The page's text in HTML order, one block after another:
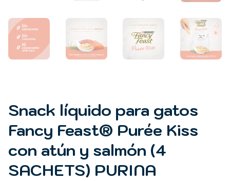
Snack líquido para gatos
Fancy Feast® Purée Kiss
con atún y salmón (4
SACHETS) PURINA